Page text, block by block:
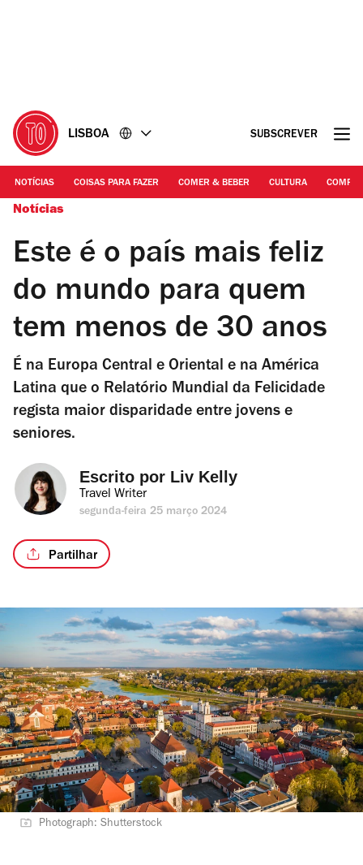
LISBOA SUBSCREVER
NOTÍCIAS COISAS PARA FAZER COMER & BEBER CULTURA
Notícias
Este é o país mais feliz
do mundo para quem
tem menos de 30 anos
É na Europa Central e Oriental e na América
Latina que o Relatório Mundial da Felicidade
regista maior disparidade entre jovens e
seniores.
Escrito por Liv Kelly
Travel Writer
segunda-feira 25 março 2024
Partilhar
Photograph: Shutterstock